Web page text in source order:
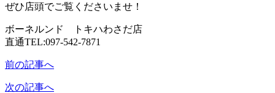
ぜひ店頭でご覧くださいませ！
ボーネルンド トキハわさだ店
直通TEL:097-542-7871
前の記事へ
次の記事へ